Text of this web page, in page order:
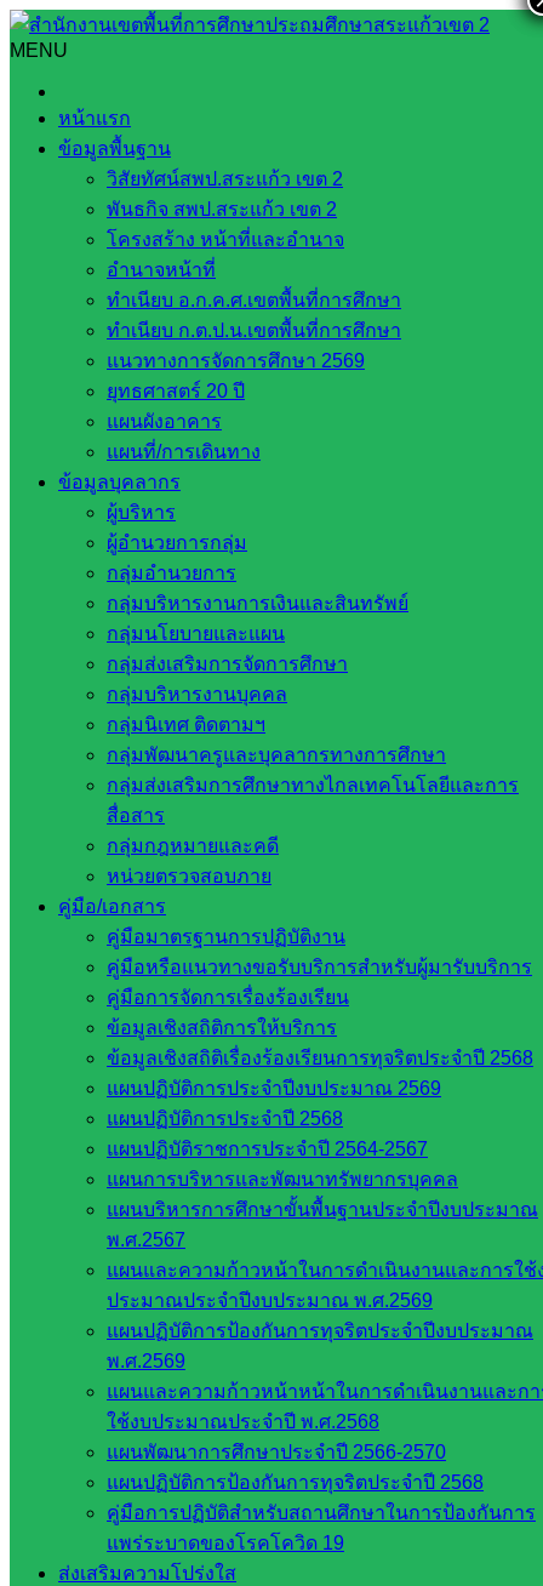
Skip
to
content
MENU
หน้าแรก
ข้อมูลพื้นฐาน
วิสัยทัศน์สพป.สระแก้ว เขต 2
พันธกิจ สพป.สระแก้ว เขต 2
โครงสร้าง หน้าที่และอำนาจ
อำนาจหน้าที่
ทำเนียบ อ.ก.ค.ศ.เขตพื้นที่การศึกษา
ทำเนียบ ก.ต.ป.น.เขตพื้นที่การศึกษา
แนวทางการจัดการศึกษา 2569
ยุทธศาสตร์ 20 ปี
แผนผังอาคาร
แผนที่/การเดินทาง
ข้อมูลบุคลากร
ผู้บริหาร
ผู้อำนวยการกลุ่ม
กลุ่มอำนวยการ
กลุ่มบริหารงานการเงินและสินทรัพย์
กลุ่มนโยบายและแผน
กลุ่มส่งเสริมการจัดการศึกษา
กลุ่มบริหารงานบุคคล
กลุ่มนิเทศ ติดตามฯ
กลุ่มพัฒนาครูและบุคลากรทางการศึกษา
กลุ่มส่งเสริมการศึกษาทางไกลเทคโนโลยีและการ
สื่อสาร
กลุ่มกฎหมายและคดี
หน่วยตรวจสอบภาย
คู่มือ/เอกสาร
คู่มือมาตรฐานการปฏิบัติงาน
คู่มือหรือแนวทางขอรับบริการสำหรับผู้มารับบริการ
คู่มือการจัดการเรื่องร้องเรียน
ข้อมูลเชิงสถิติการให้บริการ
ข้อมูลเชิงสถิติเรื่องร้องเรียนการทุจริตประจำปี 2568
แผนปฏิบัติการประจำปีงบประมาณ 2569
แผนปฏิบัติการประจำปี 2568
แผนปฏิบัติราชการประจำปี 2564-2567
แผนการบริหารและพัฒนาทรัพยากรบุคคล
แผนบริหารการศึกษาขั้นพื้นฐานประจำปีงบประมาณ
พ.ศ.2567
แผนและความก้าวหน้าในการดำเนินงานและการใช้
ประมาณประจำปีงบประมาณ พ.ศ.2569
แผนปฏิบัติการป้องกันการทุจริตประจำปีงบประมาณ
พ.ศ.2569
แผนและความก้าวหน้าหน้าในการดำเนินงานและก
ใช้งบประมาณประจำปี พ.ศ.2568
แผนพัฒนาการศึกษาประจำปี 2566-2570
แผนปฏิบัติการป้องกันการทุจริตประจำปี 2568
คู่มือการปฏิบัติสำหรับสถานศึกษาในการป้องกันการ
แพร่ระบาดของโรคโควิด 19
ส่งเสริมความโปร่งใส
Search
พิธีทบทวนคำปฏิญาณและสวนสนาม โรงเรียนบ้านโคกไพล
ประจำปี 2565
พิธีทบทวนคำปฏิญาณและสวนสนาม
โรงเรียนบ้านโคกไพล ประจำปี 2565
กรกฎาคม 5, 2022กรกฎาคม 13, 2022
กลุ่มอารยธรรมบูรพา
นายชาญณรงค์ โยธาพันธ์ุ ผู้อำนวยการโรงเรียนบ้านโคกไพล
และคณะครู เข้าร่วมกิจกรรมเนื่องใน พิธีทบทวน คำปฏิญาณ
และสวนสนาม วันคล้ายวันสถาปนาคณะลูกเสือแห่งชาติ วันที่ 1
กรกฎาคม 2565
การสถาปนาลูกเสือแห่งชาติในไทย เริ่มขึ้นโดย พระบาทสมเด็จ
พระมงกุฎเกล้าเจ้าอยู่หัว หรือ รัชกาลที่ 6 โดยทรงมีพระบรม
ราชองค์การโปรดเกล้าฯ ให้สถาปนากองลูกเสือป่าขึ้นเมื่อวันที่ 1
พฤษภาคม พ.ศ. 2454 เพื่อฝึกอบรมข้าราชการพลเรือน ให้เรียนรู้
วิชาการด้านการทหาร ไว้สำรองยามเกิดศึกสงครามและช่วย
บำเพ็ญประโยชน์ต่อสังคม และยังมีไว้ช่วยปราบปรามโจรผู้ร้าย
ยามจำเป็น พระองค์ทรงมองเห็นว่า กองกิจการลูกเสือนั้นจะช่วย
ให้คนไทยรักชาติ มีมนุษยธรรม มีความเสียสละ สามัคคีและมี
ความกตัญญู และได้ยึดเอาวันที่ 1 กรกฎาคม เป็นวันสถาปนาลูก
เสือแห่งชาติ
สถานที่จัดกิจกรรม โรงเรียนบ้านโคกไพล อำเภอตาพระยา
จังหวัดสระแก้ว
ภาพ/ข่าว นายชัชพล ธรรมมา และ นางสาวสุนทรีย์ เย็นพู